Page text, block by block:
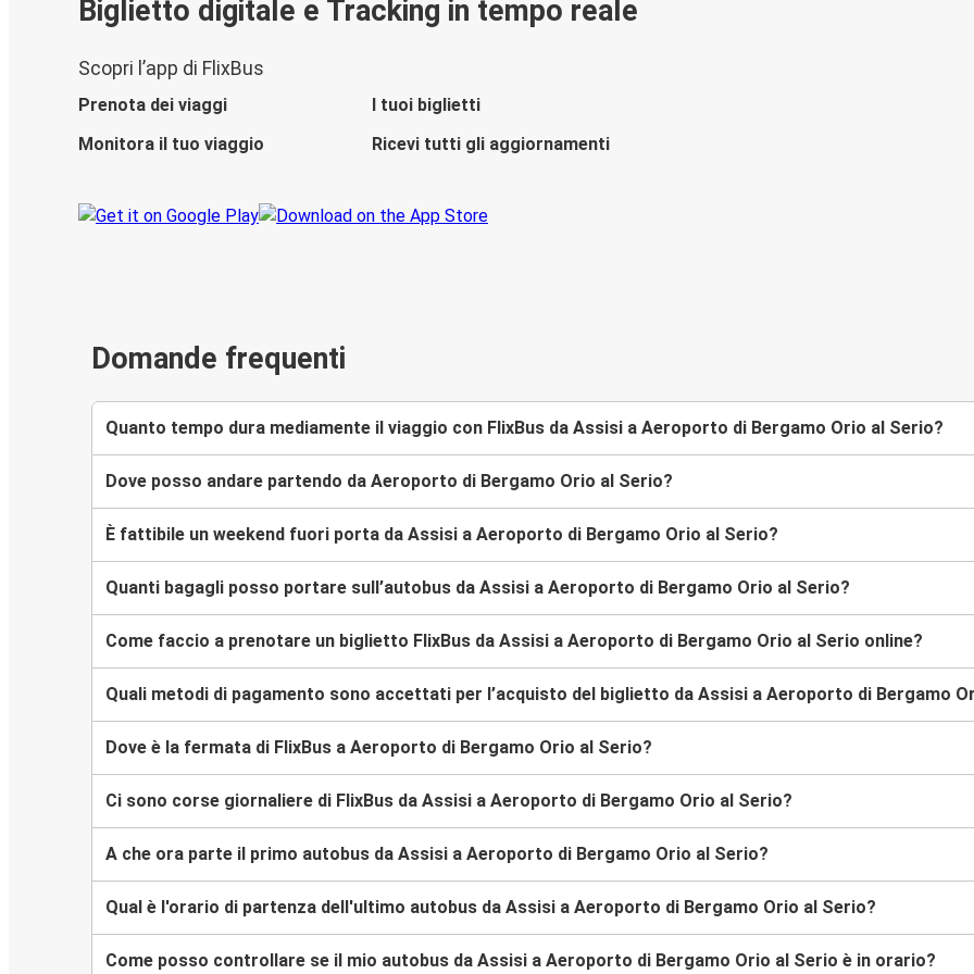
Biglietto digitale e Tracking in tempo reale
Scopri l’app di FlixBus
Prenota dei viaggi
I tuoi biglietti
Monitora il tuo viaggio
Ricevi tutti gli aggiornamenti
Domande frequenti
Quanto tempo dura mediamente il viaggio con FlixBus da Assisi a Aeroporto di Bergamo Orio al Serio?
Dove posso andare partendo da Aeroporto di Bergamo Orio al Serio?
È fattibile un weekend fuori porta da Assisi a Aeroporto di Bergamo Orio al Serio?
Quanti bagagli posso portare sull’autobus da Assisi a Aeroporto di Bergamo Orio al Serio?
Come faccio a prenotare un biglietto FlixBus da Assisi a Aeroporto di Bergamo Orio al Serio online?
Quali metodi di pagamento sono accettati per l’acquisto del biglietto da Assisi a Aeroporto di Bergamo
Dove è la fermata di FlixBus a Aeroporto di Bergamo Orio al Serio?
Ci sono corse giornaliere di FlixBus da Assisi a Aeroporto di Bergamo Orio al Serio?
A che ora parte il primo autobus da Assisi a Aeroporto di Bergamo Orio al Serio?
Qual è l'orario di partenza dell'ultimo autobus da Assisi a Aeroporto di Bergamo Orio al Serio?
Come posso controllare se il mio autobus da Assisi a Aeroporto di Bergamo Orio al Serio è in orario?